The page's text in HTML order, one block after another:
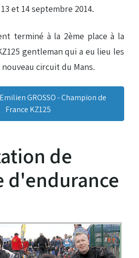
et 14 septembre 2014.
terminé à la 2ème place à la
gentleman qui a eu lieu les
circuit du Mans.
GROSSO - Champion de
France KZ125
de
d'endurance